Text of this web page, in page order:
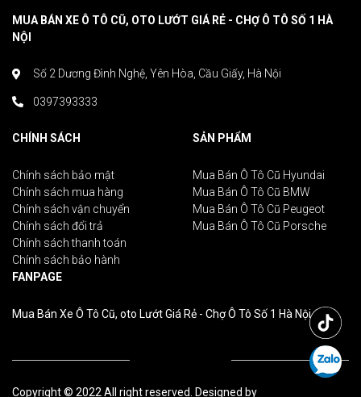
MUA BÁN XE Ô TÔ CŨ, OTO LƯỚT GIÁ RẺ - CHỢ Ô TÔ SỐ 1 HÀ
NỘI
Số 2 Dương Đình Nghệ, Yên Hòa, Cầu Giấy, Hà Nội
0397393333
CHÍNH SÁCH
Chính sách bảo mật
Chính sách mua hàng
Chính sách vận chuyển
Chính sách đổi trả
Chính sách thanh toán
Chính sách bảo hành
SẢN PHẨM
Mua Bán Ô Tô Cũ Hyundai
Mua Bán Ô Tô Cũ BMW
Mua Bán Ô Tô Cũ Peugeot
Mua Bán Ô Tô Cũ Porsche
FANPAGE
Mua Bán Xe Ô Tô Cũ, oto Lướt Giá Rẻ - Chợ Ô Tô Số 1 Hà Nội
Copyright © 2022 All right reserved. Designed by